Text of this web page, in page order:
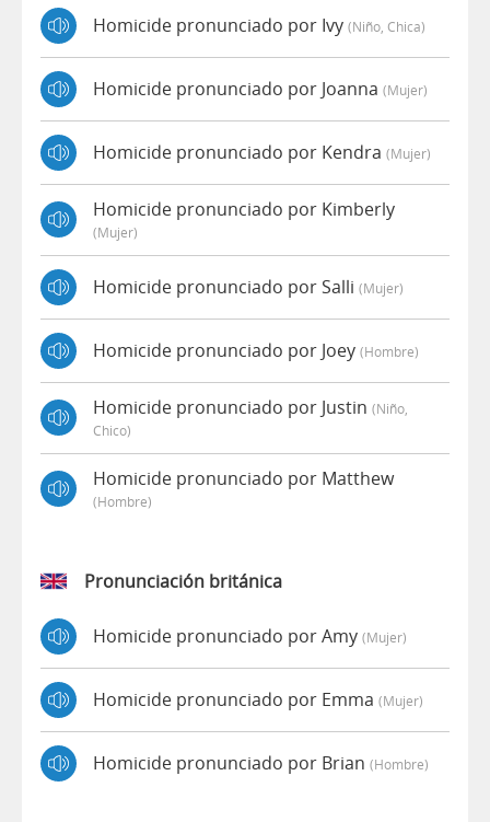
Homicide pronunciado por Ivy (niño, Chica)
Homicide pronunciado por Joanna (mujer)
Homicide pronunciado por Kendra (mujer)
Homicide pronunciado por Kimberly
(mujer)
Homicide pronunciado por Salli (mujer)
Homicide pronunciado por Joey (hombre)
Homicide pronunciado por Justin (niño,
Chico)
Homicide pronunciado por Matthew
(hombre)
Pronunciación británica
Homicide pronunciado por Amy (mujer)
Homicide pronunciado por Emma (mujer)
Homicide pronunciado por Brian (hombre)